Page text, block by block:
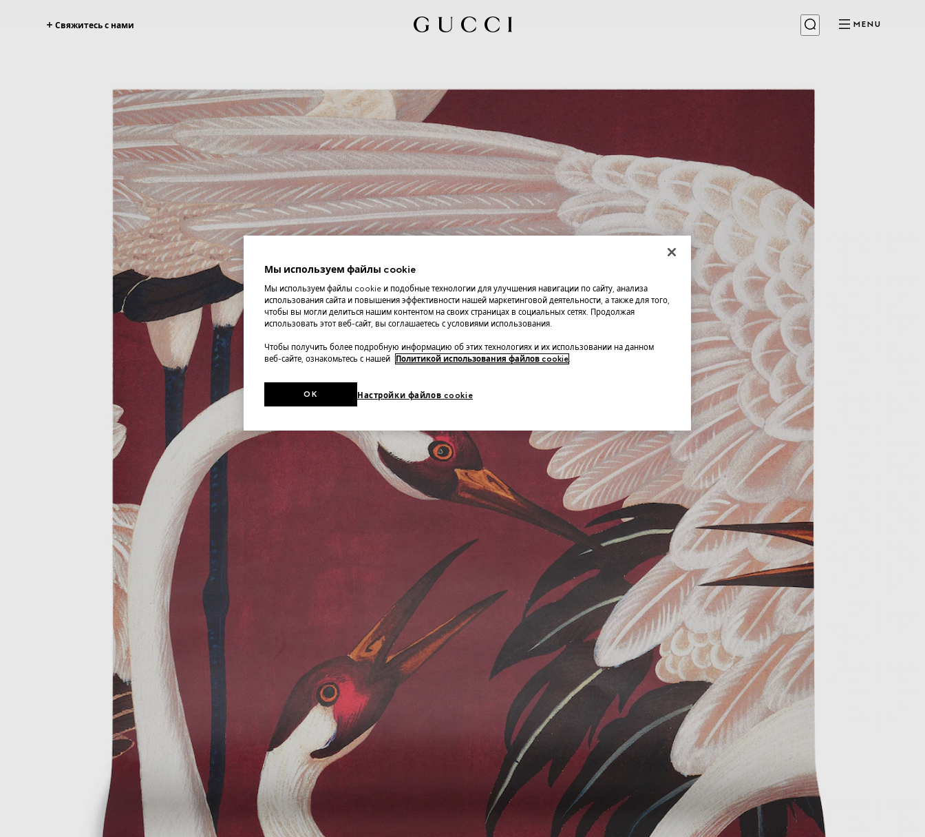
Свяжитесь с нами MENU
Мы используем файлы cookie
Мы используем файлы cookie и подобные технологии для улучшения навигации по сайту, анализа
использования сайта и повышения эффективности нашей маркетинговой деятельности, а также для того,
чтобы вы могли делиться нашим контентом на своих страницах в социальных сетях. Продолжая
использовать этот веб-сайт, вы соглашаетесь с условиями использования.
Чтобы получить более подробную информацию об этих технологиях и их использовании на данном
веб-сайте, ознакомьтесь с нашей
Политикой использования файлов cookie
Настройки файлов cookie
OK